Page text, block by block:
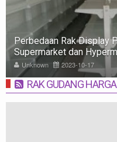
Rak Minimarket:
Memilih
Unknown 2023-10-09
RAK GUDANG